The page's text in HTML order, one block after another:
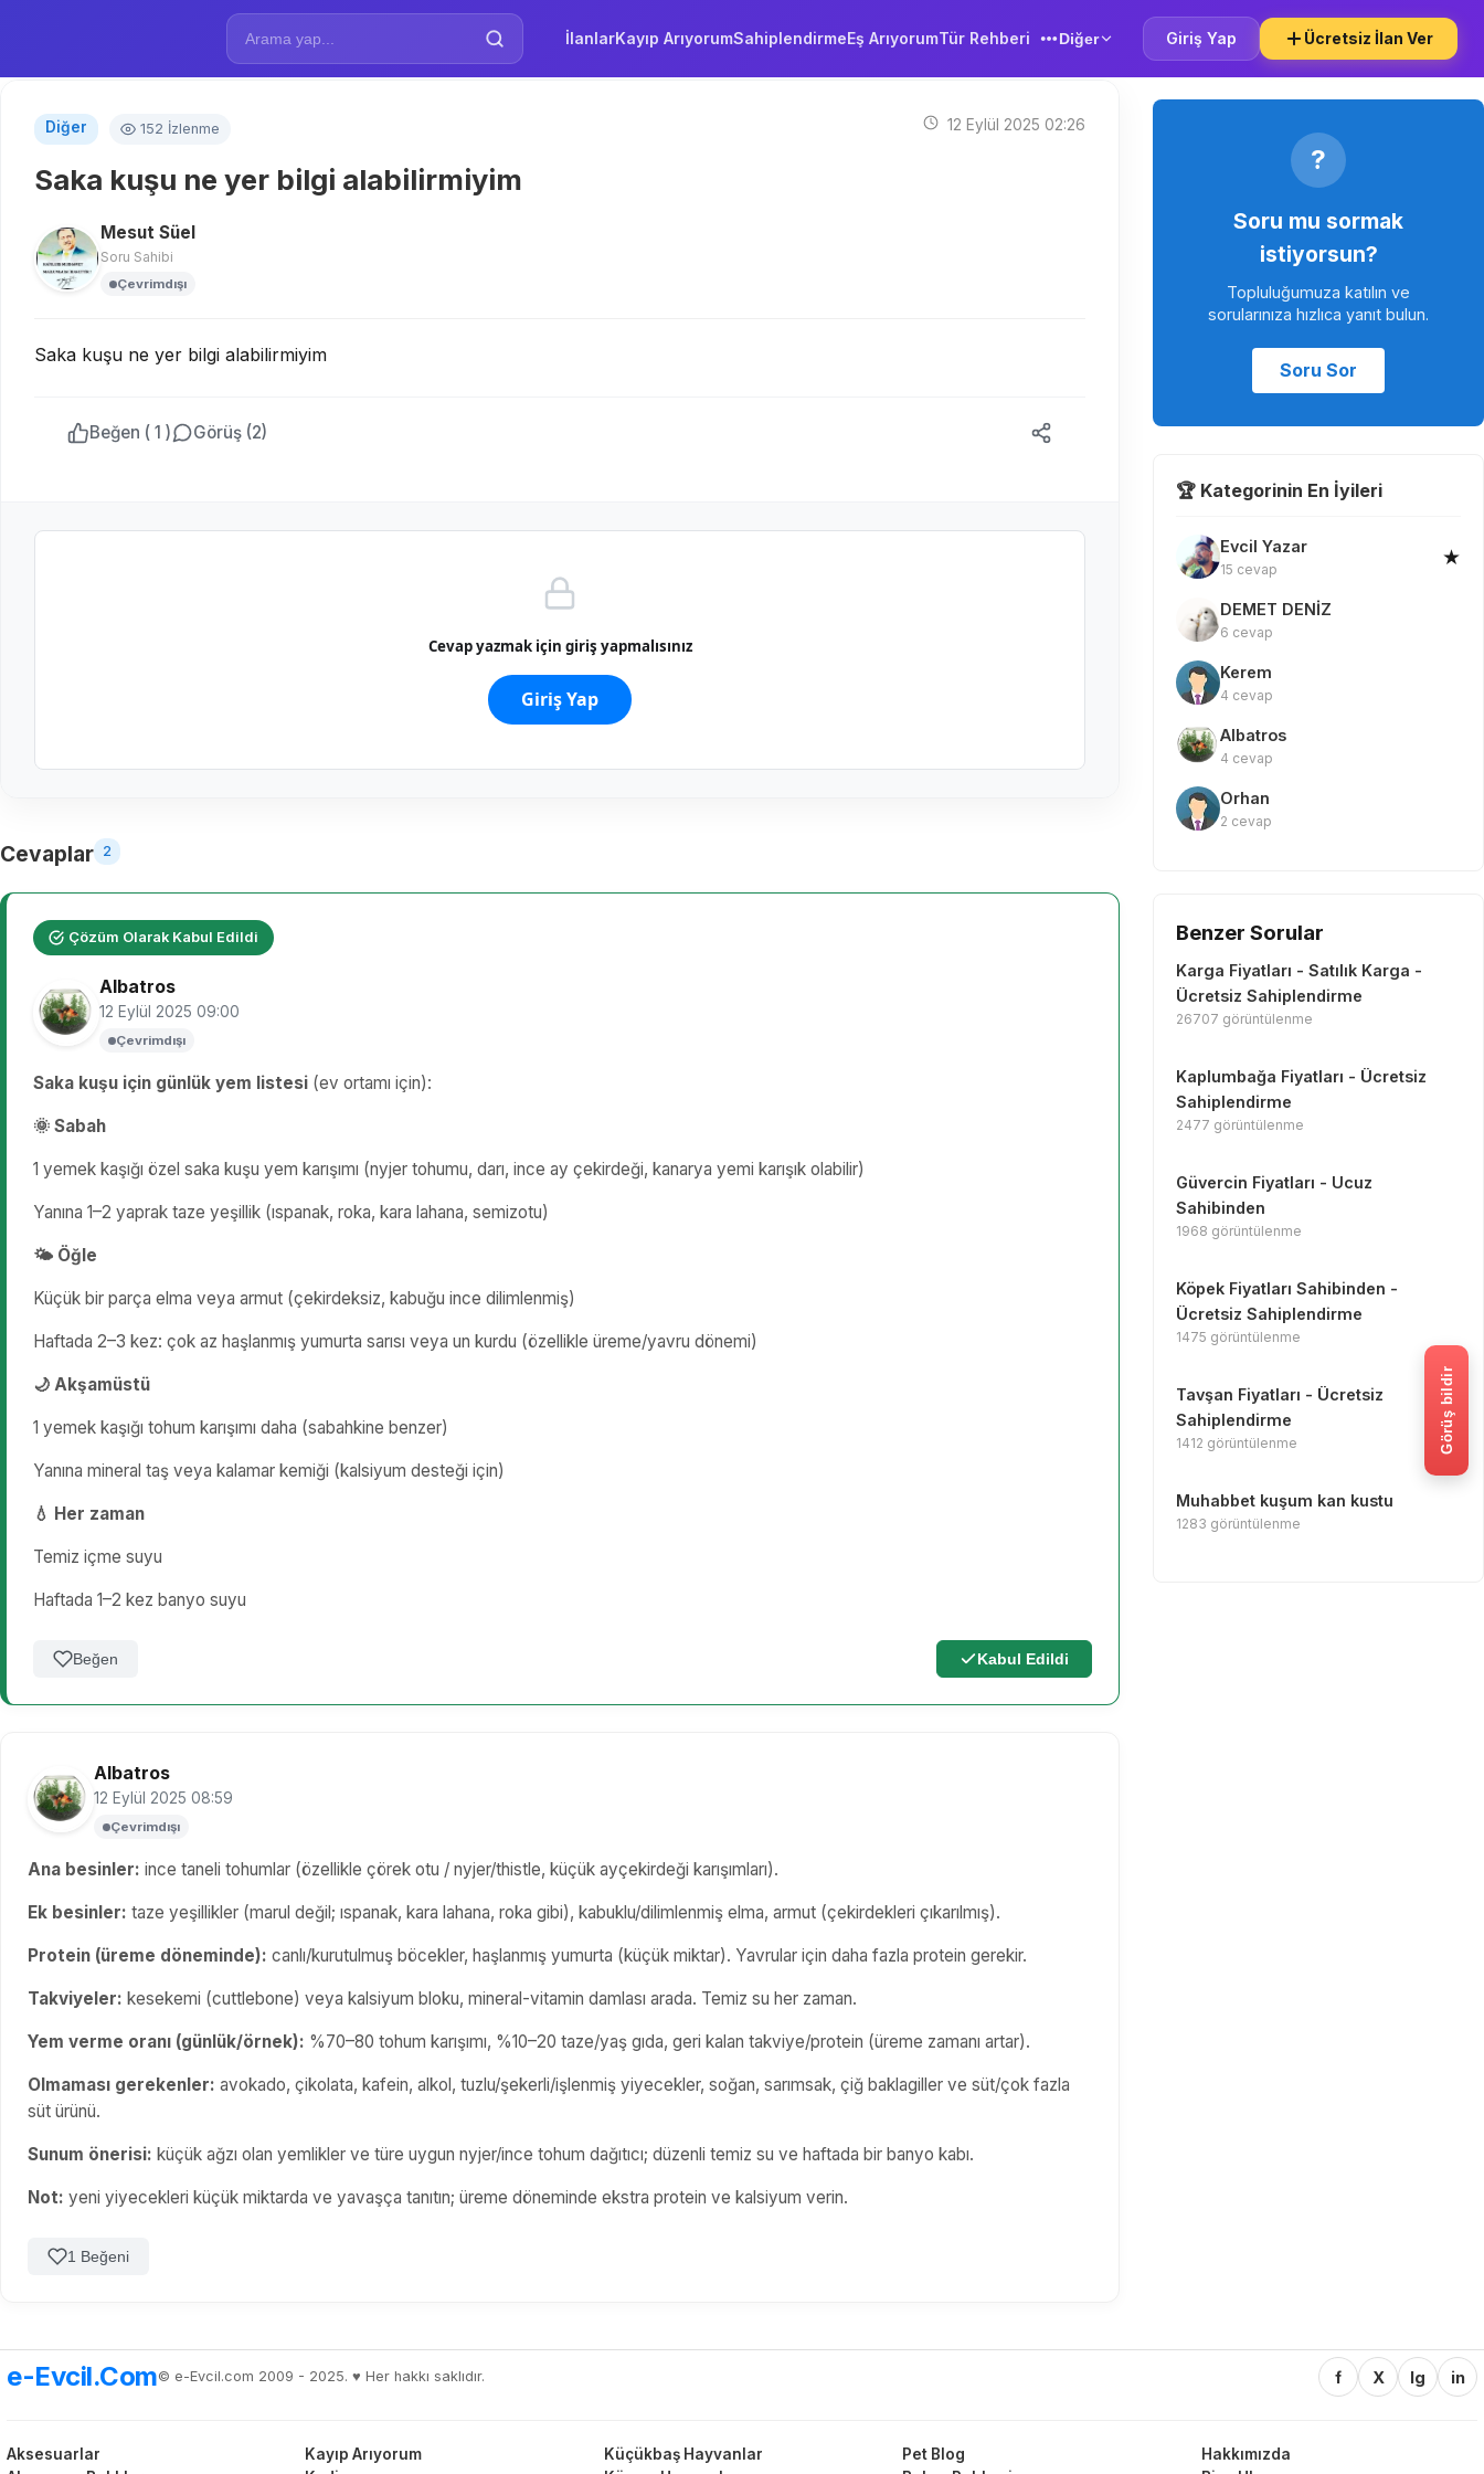
İlanlarKayıp ArıyorumSahiplendirmeEş ArıyorumTür Rehberi Diğer Giriş Yap Ücretsiz İlan Ver
Diğer 152 İzlenme 12 Eylül 2025 02:26
Saka kuşu ne yer bilgi alabilirmiyim
Mesut Süel
Soru Sahibi
Çevrimdışı
Saka kuşu ne yer bilgi alabilirmiyim
Beğen ( 1 ) Görüş (2)
Cevap yazmak için giriş yapmalısınız
Giriş Yap
Cevaplar 2
Çözüm Olarak Kabul Edildi
Albatros
12 Eylül 2025 09:00
Çevrimdışı
Saka kuşu için günlük yem listesi (ev ortamı için):
🌞 Sabah
1 yemek kaşığı özel saka kuşu yem karışımı (nyjer tohumu, darı, ince ay çekirdeği, kanarya yemi karışık olabilir)
Yanına 1–2 yaprak taze yeşillik (ıspanak, roka, kara lahana, semizotu)
🌤 Öğle
Küçük bir parça elma veya armut (çekirdeksiz, kabuğu ince dilimlenmiş)
Haftada 2–3 kez: çok az haşlanmış yumurta sarısı veya un kurdu (özellikle üreme/yavru dönemi)
🌙 Akşamüstü
1 yemek kaşığı tohum karışımı daha (sabahkine benzer)
Yanına mineral taş veya kalamar kemiği (kalsiyum desteği için)
💧 Her zaman
Temiz içme suyu
Haftada 1–2 kez banyo suyu
Beğen Kabul Edildi
Albatros
12 Eylül 2025 08:59
Çevrimdışı
Ana besinler: ince taneli tohumlar (özellikle çörek otu / nyjer/thistle, küçük ayçekirdeği karışımları).
Ek besinler: taze yeşillikler (marul değil; ıspanak, kara lahana, roka gibi), kabuklu/dilimlenmiş elma, armut (çekirdekleri çıkarılmış).
Protein (üreme döneminde): canlı/kurutulmuş böcekler, haşlanmış yumurta (küçük miktar). Yavrular için daha fazla protein gerekir.
Takviyeler: kesekemi (cuttlebone) veya kalsiyum bloku, mineral-vitamin damlası arada. Temiz su her zaman.
Yem verme oranı (günlük/örnek): %70–80 tohum karışımı, %10–20 taze/yaş gıda, geri kalan takviye/protein (üreme zamanı artar).
Olmaması gerekenler: avokado, çikolata, kafein, alkol, tuzlu/şekerli/işlenmiş yiyecekler, soğan, sarımsak, çiğ baklagiller ve süt/çok fazla
süt ürünü.
Sunum önerisi: küçük ağzı olan yemlikler ve türe uygun nyjer/ince tohum dağıtıcı; düzenli temiz su ve haftada bir banyo kabı.
Not: yeni yiyecekleri küçük miktarda ve yavaşça tanıtın; üreme döneminde ekstra protein ve kalsiyum verin.
1 Beğeni
?
Soru mu sormak
istiyorsun?
Topluluğumuza katılın ve
sorularınıza hızlıca yanıt bulun.
Soru Sor
🏆 Kategorinin En İyileri
Evcil Yazar
15 cevap ★
DEMET DENİZ
6 cevap
Kerem
4 cevap
Albatros
4 cevap
Orhan
2 cevap
Benzer Sorular
Karga Fiyatları - Satılık Karga -
Ücretsiz Sahiplendirme
26707 görüntülenme
Kaplumbağa Fiyatları - Ücretsiz
Sahiplendirme
2477 görüntülenme
Güvercin Fiyatları - Ucuz
Sahibinden
1968 görüntülenme
Köpek Fiyatları Sahibinden -
Ücretsiz Sahiplendirme
1475 görüntülenme
Tavşan Fiyatları - Ücretsiz
Sahiplendirme
1412 görüntülenme
Muhabbet kuşum kan kustu
1283 görüntülenme
e-Evcil.Com© e-Evcil.com 2009 - 2025. ♥️ Her hakkı saklıdır. f X Ig in
Aksesuarlar
Kayıp Arıyorum
Küçükbaş Hayvanlar
Pet Blog
Hakkımızda
Görüş bildir